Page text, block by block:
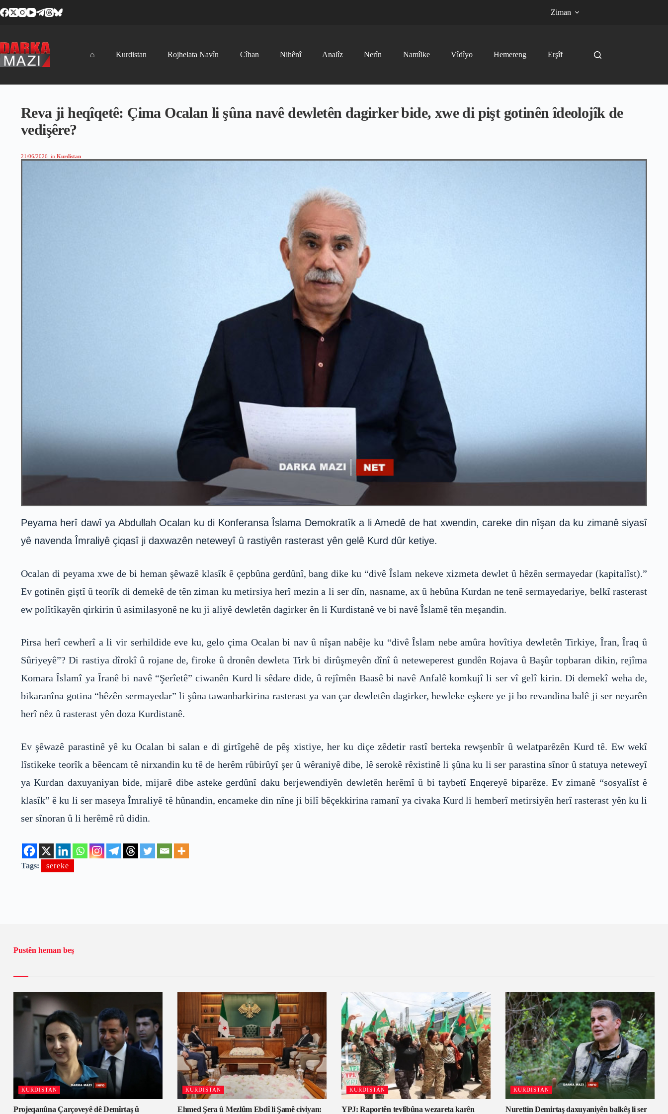
to
Ziman
⌂ Kurdistan Rojhelata Navîn Cîhan Nihênî Analîz Nerîn Namîlke Vîdîyo Hemereng Erşîf
Reva ji heqîqetê: Çima Ocalan li şûna navê dewletên dagirker bide, xwe di pişt gotinên îdeolojîk de
vedişêre?
21/06/2026 in Kurdistan
Peyama herî dawî ya Abdullah Ocalan ku di Konferansa Îslama Demokratîk a li Amedê de hat xwendin, careke din nîşan da ku zimanê siyasî
yê navenda Îmraliyê çiqasî ji daxwazên neteweyî û rastiyên rasterast yên gelê Kurd dûr ketiye.
Ocalan di peyama xwe de bi heman şêwazê klasîk ê çepbûna gerdûnî, bang dike ku “divê Îslam nekeve xizmeta dewlet û hêzên sermayedar (kapitalîst).”
Ev gotinên giştî û teorîk di demekê de tên ziman ku metirsiya herî mezin a li ser dîn, nasname, ax û hebûna Kurdan ne tenê sermayedariye, belkî rasterast
ew polîtîkayên qirkirin û asimilasyonê ne ku ji aliyê dewletên dagirker ên li Kurdistanê ve bi navê Îslamê tên meşandin.
Pirsa herî cewherî a li vir serhildide eve ku, gelo çima Ocalan bi nav û nîşan nabêje ku “divê Îslam nebe amûra hovîtiya dewletên Tirkiye, Îran, Îraq û
Sûriyeyê”? Di rastiya dîrokî û rojane de, firoke û dronên dewleta Tirk bi dirûşmeyên dînî û neteweperest gundên Rojava û Başûr topbaran dikin, rejîma
Komara Îslamî ya Îranê bi navê “Şerîetê” ciwanên Kurd li sêdare dide, û rejîmên Baasê bi navê Anfalê komkujî li ser vî gelî kirin. Di demekî weha de,
bikaranîna gotina “hêzên sermayedar” li şûna tawanbarkirina rasterast ya van çar dewletên dagirker, hewleke eşkere ye ji bo revandina balê ji ser neyarên
herî nêz û rasterast yên doza Kurdistanê.
Ev şêwazê parastinê yê ku Ocalan bi salan e di girtîgehê de pêş xistiye, her ku diçe zêdetir rastî berteka rewşenbîr û welatparêzên Kurd tê. Ew wekî
lîstikeke teorîk a bêencam tê nirxandin ku tê de herêm rûbirûyî şer û wêraniyê dibe, lê serokê rêxistinê li şûna ku li ser parastina sînor û statuya neteweyî
ya Kurdan daxuyaniyan bide, mijarê dibe asteke gerdûnî daku berjewendiyên dewletên herêmî û bi taybetî Enqereyê biparêze. Ev zimanê “sosyalîst ê
klasîk” ê ku li ser maseya Îmraliyê tê hûnandin, encameke din nîne ji bilî bêçekkirina ramanî ya civaka Kurd li hemberî metirsiyên herî rasterast yên ku li
ser sînoran û li herêmê rû didin.
Tags: sereke
Pustên heman beş
KURDISTAN
Projeqanûna Çarçoveyê dê Demîrtaş û
KURDISTAN
Ehmed Şera û Mezlûm Ebdî li Şamê civiyan:
KURDISTAN
YPJ: Raportên tevlîbûna wezareta karên
KURDISTAN
Nurettin Demirtaş daxuyaniyên balkêş li ser